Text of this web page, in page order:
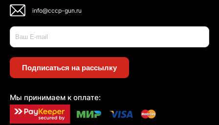
info@cccp-gun.ru
Подписаться на рассылку
Мы принимаем к оплате: